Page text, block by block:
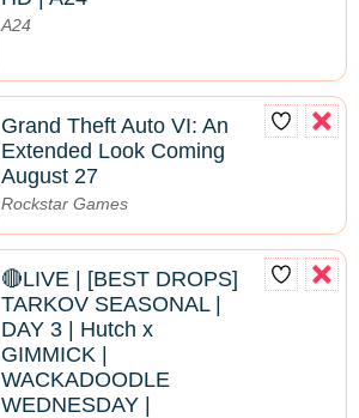
A24
Grand Theft Auto VI: An
Extended Look Coming
August 27
Rockstar Games
🔴LIVE | [BEST DROPS]
TARKOV SEASONAL |
DAY 3 | Hutch x
GIMMICK |
WACKADOODLE
WEDNESDAY |